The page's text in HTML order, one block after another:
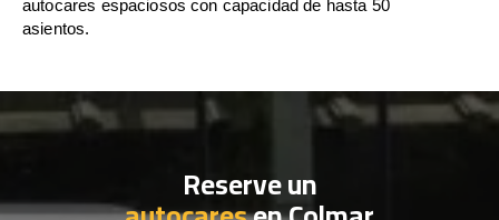
autocares espaciosos con capacidad de hasta 50
asientos.
Reserve un